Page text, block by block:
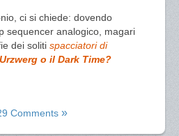
ci si chiede: dovendo
sequencer analogico, magari
dei soliti spacciatori di
o il Dark Time?
Comments